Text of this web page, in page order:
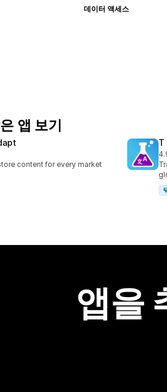
데이터 액세스
앱 보기
content for every market
T
앱을